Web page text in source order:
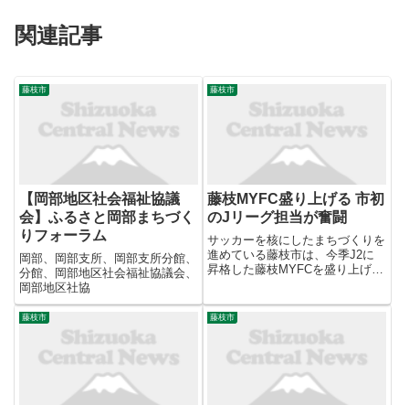
関連記事
藤枝市
【岡部地区社会福祉協議
会】ふるさと岡部まちづく
りフォーラム
岡部、岡部支所、岡部支所分館、
分館、岡部地区社会福祉協議会、
岡部地区社協
藤枝市
藤枝MYFC盛り上げる 市初
のJリーグ担当が奮闘
サッカーを核にしたまちづくりを
進めている藤枝市は、今季J2に
昇格した藤枝MYFCを盛り上げて
リーグ担当（一人）を配置した。
抜てきされた入庁十七年目の海野
創（はじめ）さん ...
藤枝市 藤枝市